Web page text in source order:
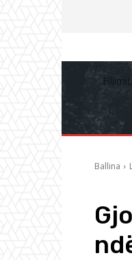
Fillimi
Ballina